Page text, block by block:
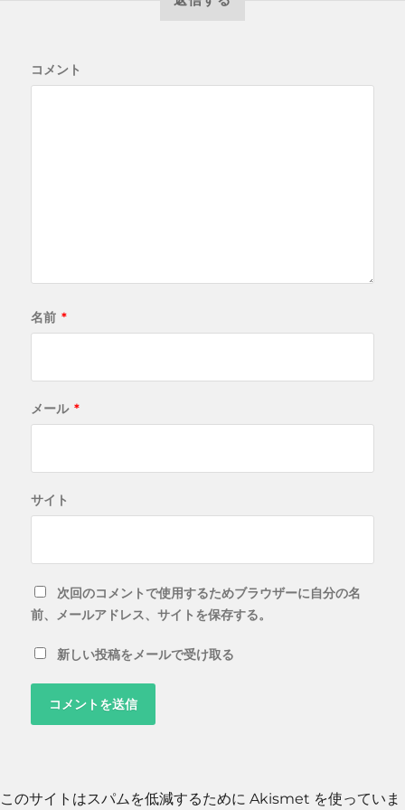
コメント
名前 *
メール *
サイト
次回のコメントで使用するためブラウザーに自分の名
前、メールアドレス、サイトを保存する。
新しい投稿をメールで受け取る
このサイトはスパムを低減するために Akismet を使っていま